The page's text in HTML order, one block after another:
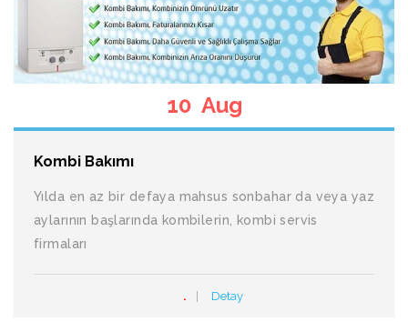
10 Aug
Kombi Bakımı
Yılda en az bir defaya mahsus sonbahar da veya yaz
aylarının başlarında kombilerin, kombi servis
firmaları
. Detay